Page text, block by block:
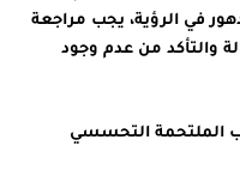
في الرؤية، يجب مراجعة
والتأكد من عدم وجود
الملتحمة التحسسي